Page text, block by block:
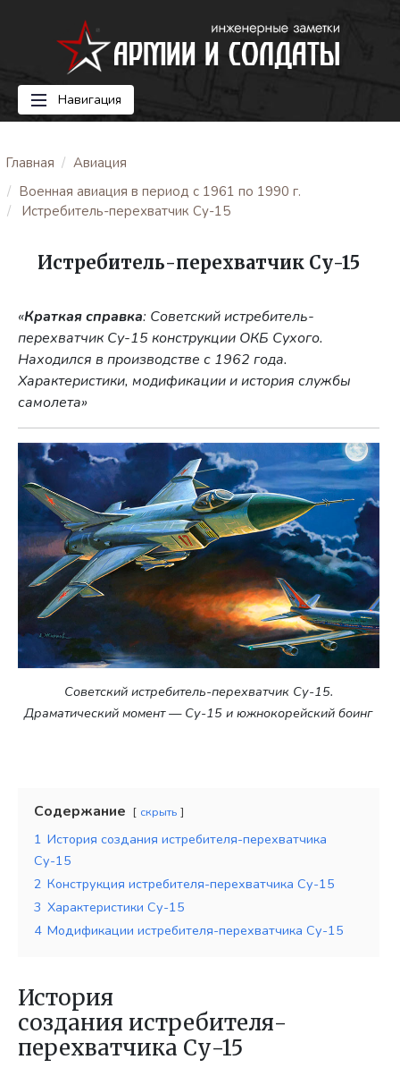
Навигация
Главная
Авиация
Военная авиация в период с 1961 по 1990 г.
Истребитель-перехватчик Су-15
Истребитель-перехватчик Су-15
«Краткая справка: Советский истребитель-
перехватчик Су-15 конструкции ОКБ Сухого.
Находился в производстве с 1962 года.
Характеристики, модификации и история службы
самолета»
Советский истребитель-перехватчик Су-15.
Драматический момент — Су-15 и южнокорейский боинг
Содержание скрыть
1 История создания истребителя-перехватчика
Су-15
2 Конструкция истребителя-перехватчика Су-15
3 Характеристики Су-15
4 Модификации истребителя-перехватчика Су-15
История
создания истребителя-
перехватчика Су-15